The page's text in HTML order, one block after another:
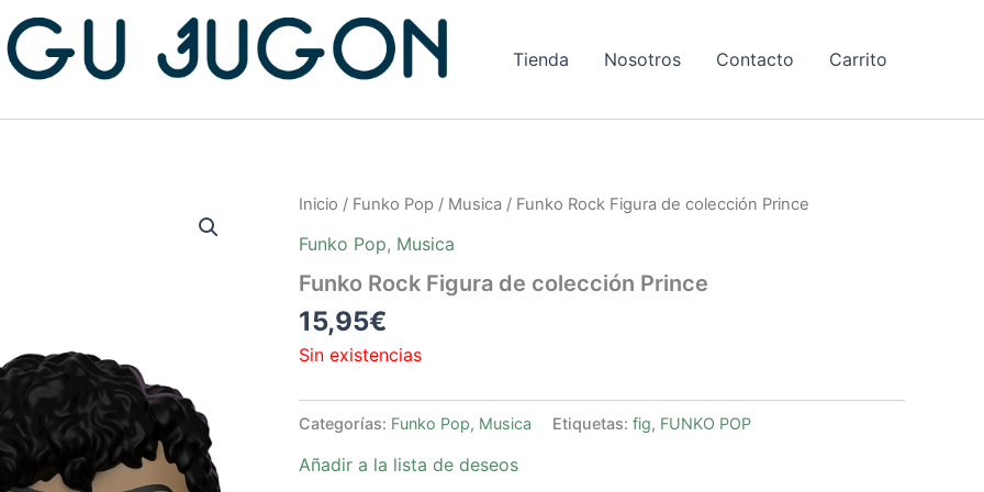
Tienda Nosotros Contacto Carrito
Inicio / Funko Pop / Musica / Funko Rock Figura de colección Prince
Funko Pop, Musica
Funko Rock Figura de colección Prince
15,95€
Sin existencias
Categorías: Funko Pop, Musica Etiquetas: fig, FUNKO POP
Añadir a la lista de deseos